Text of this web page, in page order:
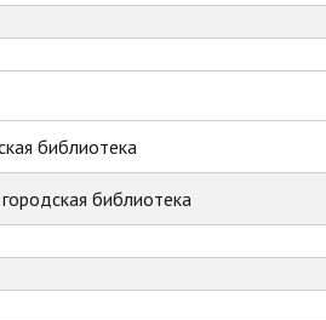
библиотека
библиотека